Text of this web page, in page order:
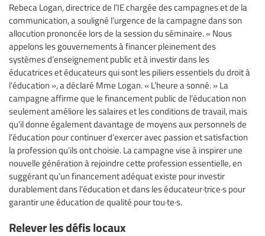
Rebeca Logan, directrice de l’IE chargée des campagnes et de la
communication, a souligné l’urgence de la campagne dans son
allocution prononcée lors de la session du séminaire. « Nous
appelons les gouvernements à financer pleinement des
systèmes d’enseignement public et à investir dans les
éducatrices et éducateurs qui sont les piliers essentiels du droit à
l’éducation », a déclaré Mme Logan. « L’heure a sonné. » La
campagne affirme que le financement public de l’éducation non
seulement améliore les salaires et les conditions de travail, mais
qu’il donne également davantage de moyens aux personnels de
l’éducation pour continuer d’exercer avec passion et satisfaction
la profession qu’ils ont choisie. La campagne vise à inspirer une
nouvelle génération à rejoindre cette profession essentielle, en
suggérant qu’un financement adéquat existe pour investir
durablement dans l’éducation et dans les éducateur·trice·s pour
garantir une éducation de qualité pour tou·te·s.
Relever les défis locaux